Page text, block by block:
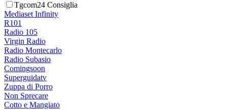
Tgcom24 Consiglia
Mediaset Infinity
R101
Radio 105
Virgin Radio
Radio Montecarlo
Radio Subasio
Comingsoon
Superguidatv
Zuppa di Porro
Non Sprecare
Cotto e Mangiato